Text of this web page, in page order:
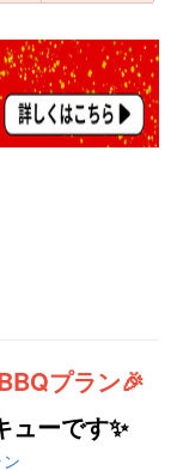
プラン🎉
ューです✨